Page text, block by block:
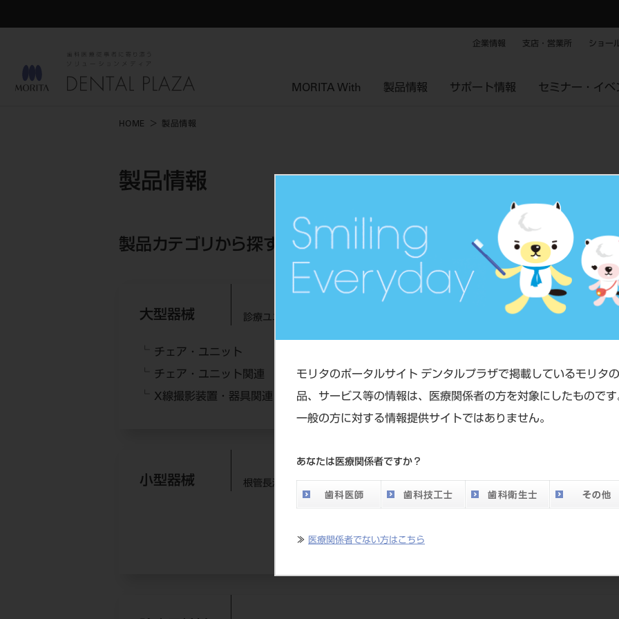
モリタのポータルサイト デンタルプラザで掲載しているモリタ
品、サービス等の情報は、医療関係者の方を対象にしたものです
一般の方に対する情報提供サイトではありません。
あなたは医療関係者ですか？
≫ 医療関係者でない方はこちら
企業情報 支店・営業所 ショー
MORITA With 製品情報 サポート情報 セミナー・イベ
HOME 製品情報
製品情報
製品カテゴリから探す
大型器械 診療ユニットやX線撮影装置など、大型器械
チェア・ユニット
チェア・ユニット関連
X線撮影装置・器具関連
その他設備機器
小型器械 根管長測定器などの小型器械